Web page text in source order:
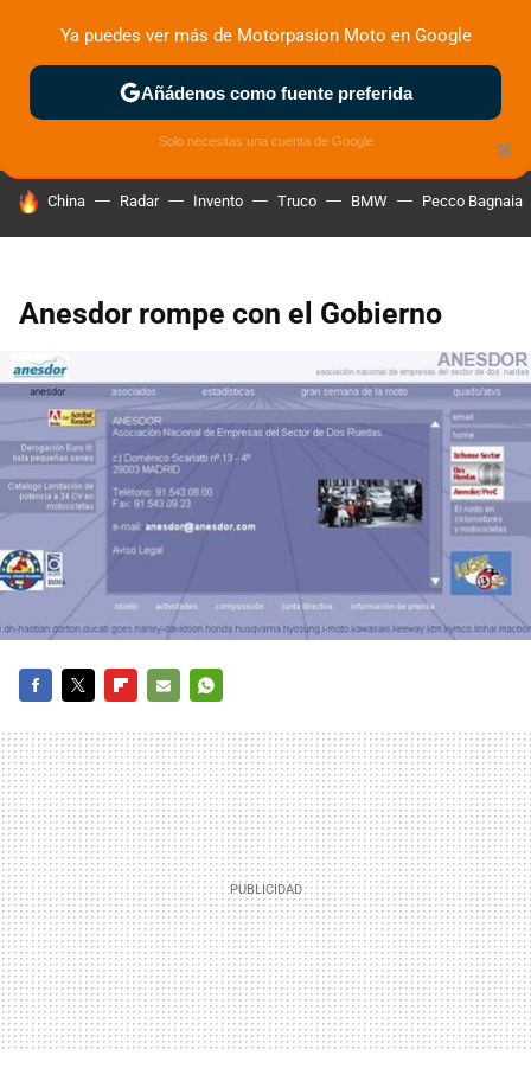
ZONA DE PRUEBAS DEPORTIVAS MOTOS ELÉCTRICAS
HOY SE HABLA DE
China Radar Invento Truco BMW Pecco Bagnaia
Anesdor rompe con el Gobierno
MAIL
×
Ya puedes ver más de Motorpasion Moto en Google
Añádenos como fuente preferida
Solo necesitas una cuenta de Google